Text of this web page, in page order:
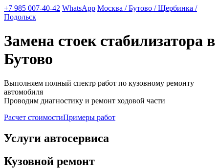
+7 985 007-40-42 WhatsApp Москва / Бутово / Щербинка /
Подольск
Замена стоек стабилизатора в
Бутово
Выполняем полный спектр работ по кузовному ремонту
автомобиля
Проводим диагностику и ремонт ходовой части
Расчет стоимостиПримеры работ
Услуги автосервиса
Кузовной ремонт